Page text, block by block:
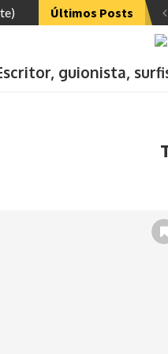
Últimos Posts
Escritor, guionista,